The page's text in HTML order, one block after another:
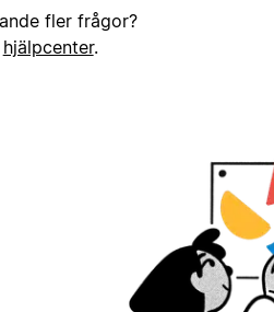
fler frågor?
hjälpcenter.